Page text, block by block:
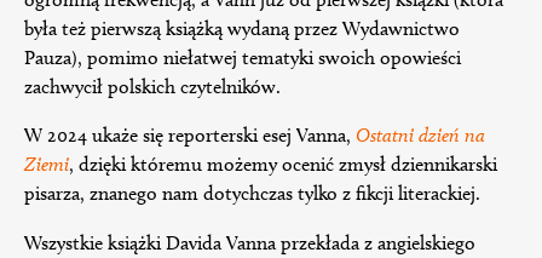
była też pierwszą książką wydaną przez Wydawnictwo
Pauza), pomimo niełatwej tematyki swoich opowieści
zachwycił polskich czytelników.
W 2024 ukaże się reporterski esej Vanna, Ostatni dzień na
Ziemi, dzięki któremu możemy ocenić zmysł dziennikarski
pisarza, znanego nam dotychczas tylko z fikcji literackiej.
Wszystkie książki Davida Vanna przekłada z angielskiego